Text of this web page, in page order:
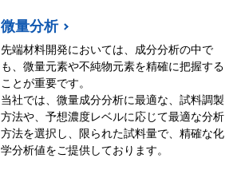
微量分析
先端材料開発においては、成分分析の中で
も、微量元素や不純物元素を精確に把握する
ことが重要です。
当社では、微量成分分析に最適な、試料調製
方法や、予想濃度レベルに応じて最適な分析
方法を選択し、限られた試料量で、精確な化
学分析値をご提供しております。